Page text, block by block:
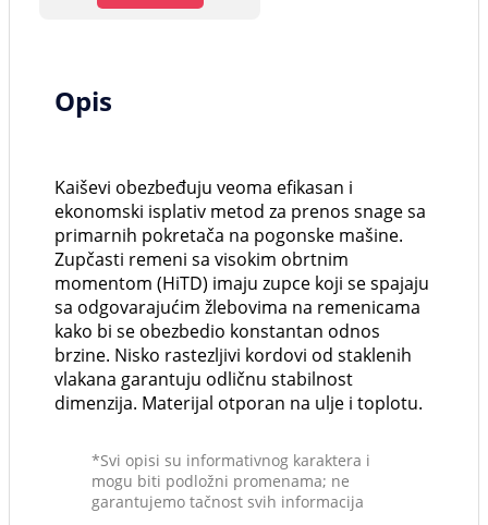
Opis
Kaiševi obezbeđuju veoma efikasan i
ekonomski isplativ metod za prenos snage sa
primarnih pokretača na pogonske mašine.
Zupčasti remeni sa visokim obrtnim
momentom (HiTD) imaju zupce koji se spajaju
sa odgovarajućim žlebovima na remenicama
kako bi se obezbedio konstantan odnos
brzine. Nisko rastezljivi kordovi od staklenih
vlakana garantuju odličnu stabilnost
dimenzija. Materijal otporan na ulje i toplotu.
*Svi opisi su informativnog karaktera i
mogu biti podložni promenama; ne
garantujemo tačnost svih informacija